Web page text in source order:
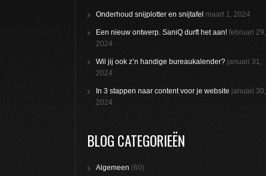
Onderhoud snijplotter en snijtafel maart 1, 2024
Een nieuw ontwerp. SaniQ durft het aan! februari 29,
2024
Wil jij ook z’n handige bureaukalender? januari 31,
2024
In 3 stappen naar content voor je website januari 30,
2024
BLOG CATEGORIEËN
Algemeen (60)